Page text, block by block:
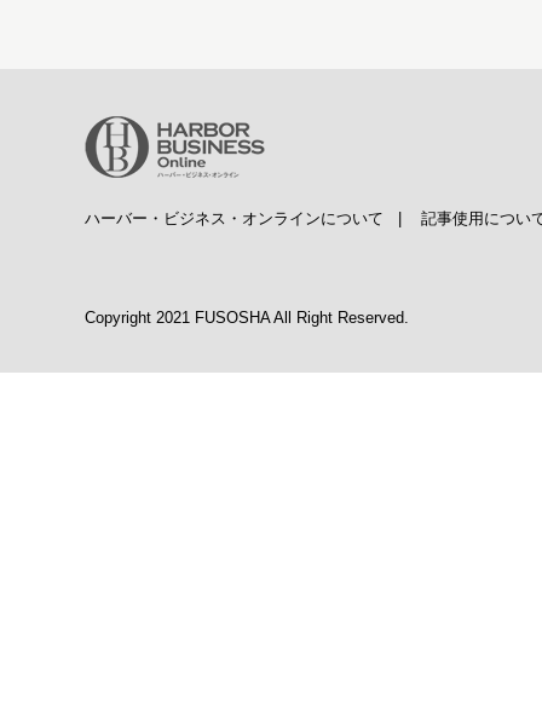
ハーバー・ビジネス・オンラインについて 記事使用につい
Copyright 2021 FUSOSHA All Right Reserved.